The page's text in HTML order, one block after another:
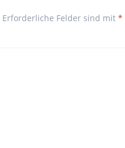
Erforderliche Felder sind mit *